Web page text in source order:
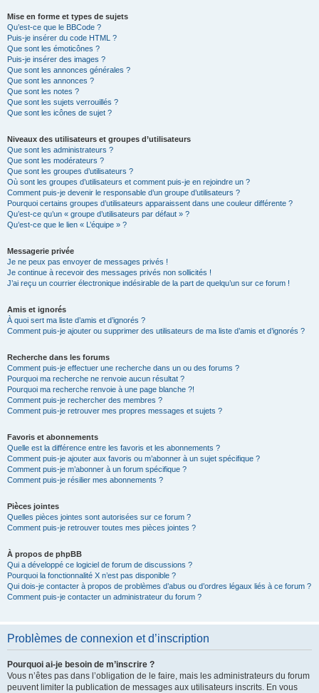
Mise en forme et types de sujets
Qu’est-ce que le BBCode ?
Puis-je insérer du code HTML ?
Que sont les émoticônes ?
Puis-je insérer des images ?
Que sont les annonces générales ?
Que sont les annonces ?
Que sont les notes ?
Que sont les sujets verrouillés ?
Que sont les icônes de sujet ?
Niveaux des utilisateurs et groupes d’utilisateurs
Que sont les administrateurs ?
Que sont les modérateurs ?
Que sont les groupes d’utilisateurs ?
Où sont les groupes d’utilisateurs et comment puis-je en rejoindre un ?
Comment puis-je devenir le responsable d’un groupe d’utilisateurs ?
Pourquoi certains groupes d’utilisateurs apparaissent dans une couleur différente ?
Qu’est-ce qu’un « groupe d’utilisateurs par défaut » ?
Qu’est-ce que le lien « L’équipe » ?
Messagerie privée
Je ne peux pas envoyer de messages privés !
Je continue à recevoir des messages privés non sollicités !
J’ai reçu un courrier électronique indésirable de la part de quelqu’un sur ce forum !
Amis et ignorés
À quoi sert ma liste d’amis et d’ignorés ?
Comment puis-je ajouter ou supprimer des utilisateurs de ma liste d’amis et d’ignorés ?
Recherche dans les forums
Comment puis-je effectuer une recherche dans un ou des forums ?
Pourquoi ma recherche ne renvoie aucun résultat ?
Pourquoi ma recherche renvoie à une page blanche ?!
Comment puis-je rechercher des membres ?
Comment puis-je retrouver mes propres messages et sujets ?
Favoris et abonnements
Quelle est la différence entre les favoris et les abonnements ?
Comment puis-je ajouter aux favoris ou m’abonner à un sujet spécifique ?
Comment puis-je m’abonner à un forum spécifique ?
Comment puis-je résilier mes abonnements ?
Pièces jointes
Quelles pièces jointes sont autorisées sur ce forum ?
Comment puis-je retrouver toutes mes pièces jointes ?
À propos de phpBB
Qui a développé ce logiciel de forum de discussions ?
Pourquoi la fonctionnalité X n’est pas disponible ?
Qui dois-je contacter à propos de problèmes d’abus ou d’ordres légaux liés à ce forum ?
Comment puis-je contacter un administrateur du forum ?
Problèmes de connexion et d’inscription
Pourquoi ai-je besoin de m’inscrire ?
Vous n’êtes pas dans l’obligation de le faire, mais les administrateurs du forum
peuvent limiter la publication de messages aux utilisateurs inscrits. En vous